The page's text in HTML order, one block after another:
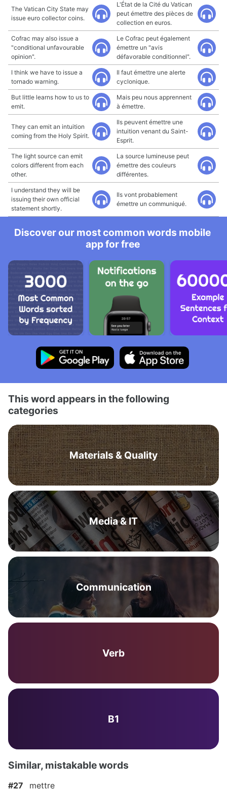
The Vatican City State may
issue euro collector coins.
L'État de la Cité du Vatican
peut émettre des pièces de
collection en euros.
Cofrac may also issue a
"conditional unfavourable
opinion".
Le Cofrac peut également
émettre un "avis
défavorable conditionnel".
I think we have to issue a
tornado warning.
Il faut émettre une alerte
cyclonique.
But little learns how to us to
emit.
Mais peu nous apprennent
à émettre.
They can emit an intuition
coming from the Holy Spirit.
Ils peuvent émettre une
intuition venant du Saint-
Esprit.
The light source can emit
colors different from each
other.
La source lumineuse peut
émettre des couleurs
différentes.
I understand they will be
issuing their own official
statement shortly.
Ils vont probablement
émettre un communiqué.
Discover our most common words mobile
app for free
This word appears in the following
categories
Materials & Quality
Media & IT
Communication
Verb
B1
Similar, mistakable words
#27 mettre